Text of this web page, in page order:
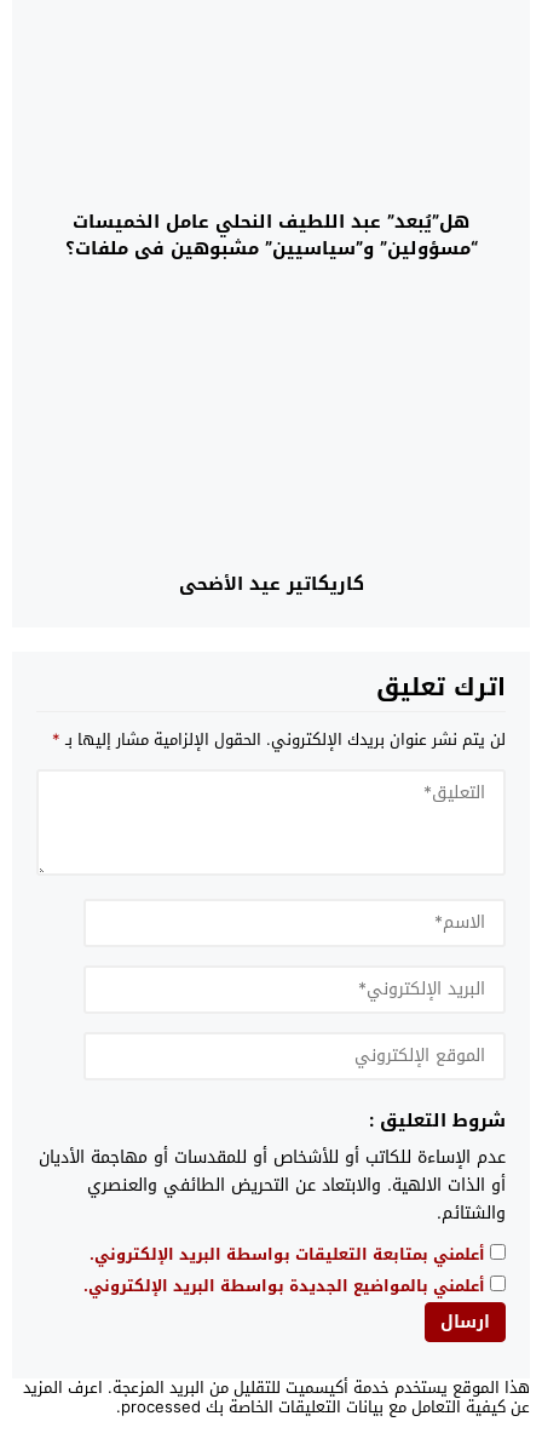
هل”يُبعد” عبد اللطيف النحلي عامل الخميسات
“مسؤولين” و”سياسيين” مشبوهين في ملفات؟
كاريكاتير عيد الأضحى
اترك تعليق
لن يتم نشر عنوان بريدك الإلكتروني. الحقول الإلزامية مشار إليها بـ*
شروط التعليق :
عدم الإساءة للكاتب أو للأشخاص أو للمقدسات أو مهاجمة الأديان
أو الذات الالهية. والابتعاد عن التحريض الطائفي والعنصري
والشتائم.
أعلمني بمتابعة التعليقات بواسطة البريد الإلكتروني.
أعلمني بالمواضيع الجديدة بواسطة البريد الإلكتروني.
هذا الموقع يستخدم خدمة أكيسميت للتقليل من البريد المزعجة. اعرف المزيد
عن كيفية التعامل مع بيانات التعليقات الخاصة بك processed .